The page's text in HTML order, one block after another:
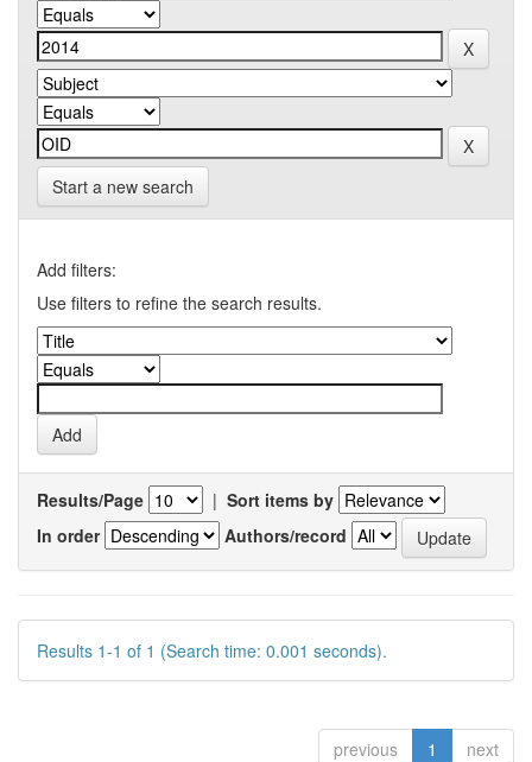
Start a new search
Add filters:
Use filters to refine the search results.
Results/Page | Sort items by
In order
Authors/record
Results 1-1 of 1 (Search time: 0.001 seconds).
previous 1 next